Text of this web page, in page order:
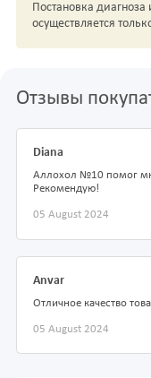
Постановка
осуществляется
Отзывы
Diana
Аллохол №10 помог
Рекомендую!
05 August 2024
Anvar
Отличное качество
05 August 2024